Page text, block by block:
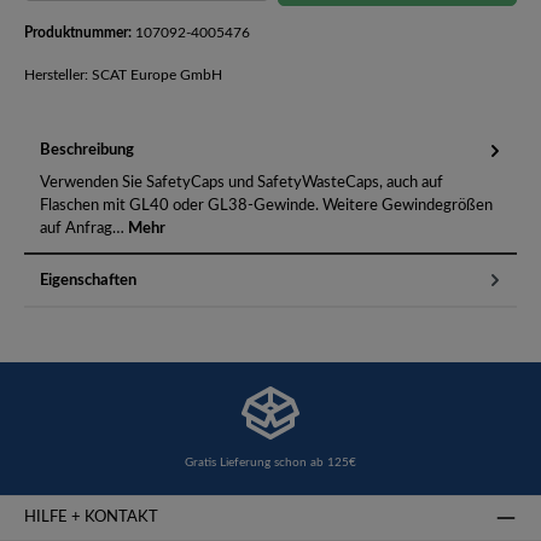
Produktnummer: 107092-4005476
Hersteller: SCAT Europe GmbH
Beschreibung
Verwenden Sie SafetyCaps und SafetyWasteCaps, auch auf
Flaschen mit GL40 oder GL38-Gewinde. Weitere Gewindegrößen
auf Anfrag… Mehr
Eigenschaften
Gratis Lieferung schon ab 125€
HILFE + KONTAKT